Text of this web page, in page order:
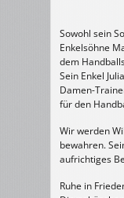
Sowohl sein
Enkelsöhne
dem
Sein Enkel
Damen-
für den
Wir werden
bewahren.
aufrichtiges
Ruhe in